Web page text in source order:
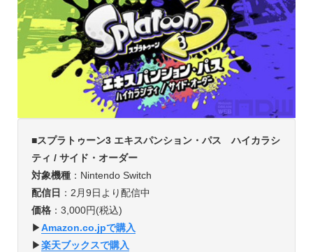
■スプラトゥーン3 エキスパンション・パス ハイカラシ
ティ / サイド・オーダー
対象機種：Nintendo Switch
配信日 ：2月9日より配信中
価格：3,000円(税込)
▶︎Amazon.co.jpで購入
▶︎楽天ブックスで購入